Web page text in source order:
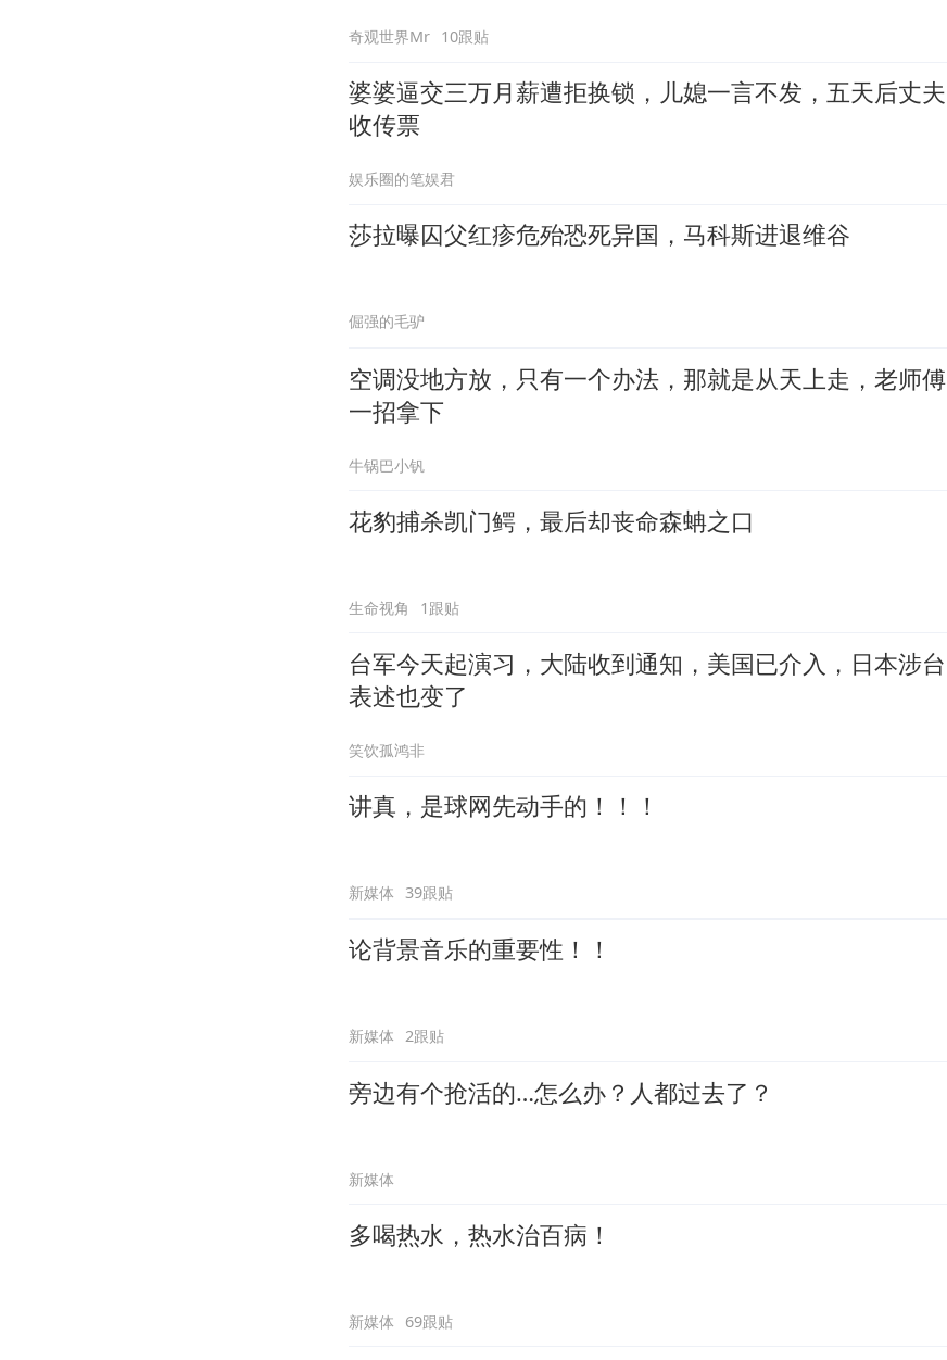
奇观世界Mr 10跟贴
婆婆逼交三万月薪遭拒换锁，儿媳一言不发，五天后丈夫
收传票
娱乐圈的笔娱君
莎拉曝囚父红疹危殆恐死异国，马科斯进退维谷
倔强的毛驴
空调没地方放，只有一个办法，那就是从天上走，老师傅
一招拿下
牛锅巴小钒
花豹捕杀凯门鳄，最后却丧命森蚺之口
生命视角 1跟贴
台军今天起演习，大陆收到通知，美国已介入，日本涉台
表述也变了
笑饮孤鸿非
讲真，是球网先动手的！！！
新媒体 39跟贴
论背景音乐的重要性！！
新媒体 2跟贴
旁边有个抢活的…怎么办？人都过去了？
新媒体
多喝热水，热水治百病！
新媒体 69跟贴